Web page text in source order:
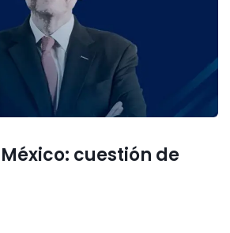
cuestión de